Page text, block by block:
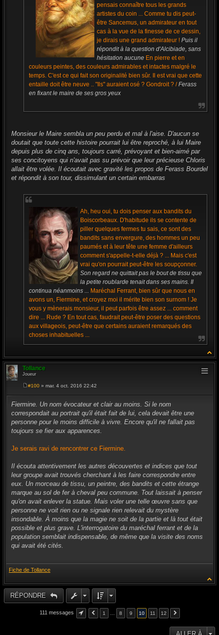
pensais connaître tous les grands
artistes du coin ... Comme tu dis peut-
être Sancemus, un admirateur en tout
cas à la vue de la finesse de ce dessin,
je dirais une grand admirateur ! Puis il
répondit à la question d'Alcibiade, sans
hésitation aucune En pierre et en
couleurs peintes, des couleurs admirables et intactes malgré le
temps. C'est ce qui fait son originalité bien sûr. Il est vrai que cette
entaille doit être neuve .. "Ils" auraient osé ? Gondroit ? / Ferass
en fixant le maire de ses gros yeux
Monsieur le Maire sembla un peu perdu et mal à l'aise. D'aucun se
doutait que toute cette histoire pourrait lui être reproché, à lui Maire
depuis plus de cinq ans, toujours carré, prévoyant et bien-aimé par
ses concitoyens qui n'avait pas su prévoir que leur précieuse Chloris
allait être volée. Il écoutait avec gravité les propos de Ferass Bourdel
et répondit à son tour, dissimulant un certain embarras
Ah, heu oui, tu dois penser aux bandits du
Boiscorbeaux. D'habitude ils se contente de
piller quelques fermes tu sais, ce sont des
bandits sans envergure, des hommes un peu
paumés et à leur tête une femme d'ailleurs
comment s'appelle-t-elle déjà ? ... Mais c'est
vrai qu'on pourrait peut-être les soupçonner.
Son regard ne quittait pas le bout de tissu que
la petite roublarde tenait dans ses mains. Il
continua néanmoins ... Maréchal Ferrant, bien sûr que nous en
avons un, Fiermine, et croyez moi il mérite bien son surnom ! Je
vous y mènerais monsieur, il peut parfois être assez ... comment
dire ... Rude ? En tout cas, faudrait peut-être poser des questions
aux villageois, peut-être que certains auraient remarqués des
choses inhabituelles ...
Tollance
Joueur
s
s
a
e
#100 » mar. 4 oct. 2016 22:42
Fiermine. Un nom évocateur et clair au moins. Si le nom
correspondait au portrait qu'il était fait de lui, cela devait être une
personne pour le moins difficile à vivre. Encore qu'il ne fallait pas
toujours se fier aux apparences.
Je serais ravi de rencontrer ce Fiermine.
Il écouta attentivement les autres découvertes et indices que tout
leur groupe avait trouvés cherchant à les faire correspondre entre
eux. Un morceau de tissu, un peintre, des bandits et cette étrange
marque au sol de fer à cheval peu commune. Tout laissait à penser
qu'on avait enlever la statue. Mais voler une telle œuvre sans que
personne ne voit rien ou ne signale rien relevait du mystère
insondable. À moins que la magie ne soit de la partie et là tout était
possible et plus grave. L'interrogatoire du maréchal ferrant et de la
population semblait indispensable, de même que la visite des noms
qui avait été cités.
Fiche de Tollance
RÉPONDRE
111 messages 1 8 9 10 11 12